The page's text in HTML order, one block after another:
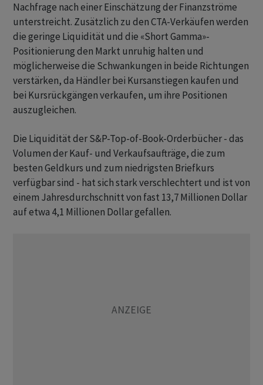
Nachfrage nach einer Einschätzung der Finanzströme
unterstreicht. Zusätzlich zu den CTA-Verkäufen werden
die geringe Liquidität und die «Short Gamma»-
Positionierung den Markt unruhig halten und
möglicherweise die Schwankungen in beide Richtungen
verstärken, da Händler bei Kursanstiegen kaufen und
bei Kursrückgängen verkaufen, um ihre Positionen
auszugleichen.
Die Liquidität der S&P-Top-of-Book-Orderbücher - das
Volumen der Kauf- und Verkaufsaufträge, die zum
besten Geldkurs und zum niedrigsten Briefkurs
verfügbar sind - hat sich stark verschlechtert und ist von
einem Jahresdurchschnitt von fast 13,7 Millionen Dollar
auf etwa 4,1 Millionen Dollar gefallen.